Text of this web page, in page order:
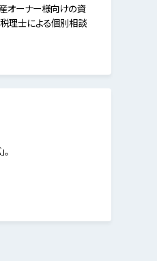
オーナー様向けの資
理士による個別相談